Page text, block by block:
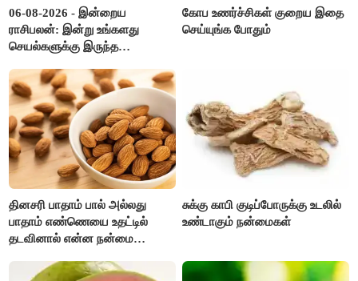
06-08-2026 - இன்றைய
ராசிபலன்: இன்று உங்களது
செயல்களுக்கு இருந்த
எதிர்பார்த்த உதவிகள் கிடைக்கும்.
பணவரத்து கூடும்..!
கோப உணர்ச்சிகள் குறைய இதை
செய்யுங்க போதும்
தினசரி பாதாம் பால் அல்லது
பாதாம் எண்ணெயை உதட்டில்
தடவினால் என்ன நன்மை
சுக்கு காபி குடிப்போருக்கு உடலில்
உண்டாகும் நன்மைகள்